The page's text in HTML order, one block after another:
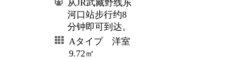
从JR武藏野线东
河口站步行约8
分钟即可到达。
Aタイプ 洋室
9.72㎡